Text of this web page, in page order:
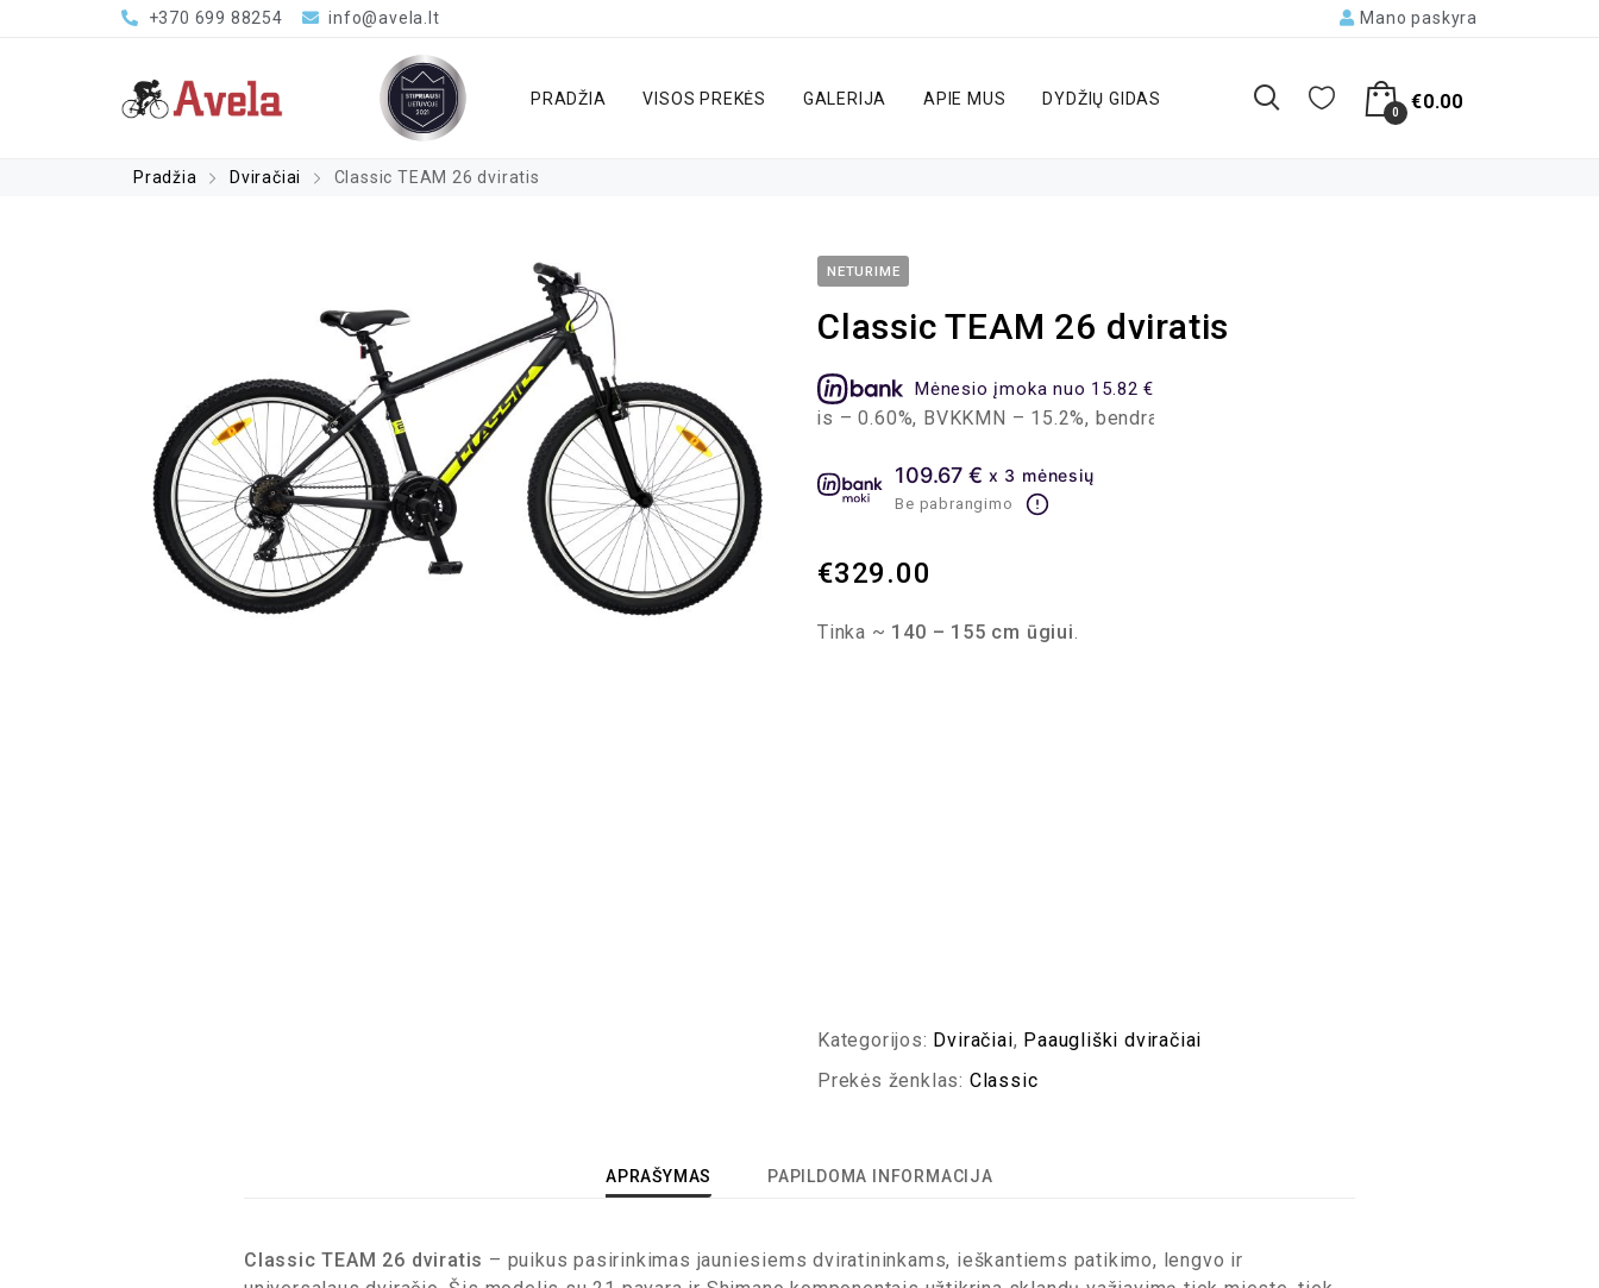
+370 699 88254 info@avela.lt Mano paskyra
PRADŽIA VISOS PREKĖS GALERIJA APIE MUS DYDŽIŲ GIDAS
0 €0.00
Pradžia Dviračiai Classic TEAM 26 dviratis
NETURIME
Classic TEAM 26 dviratis
Mėnesio įmoka nuo 15.82 €
sutarties sudarymo mokestis – 1%, sutarties administravimo mokestis – 0.60%, BVKKMN – 15.2%, bendra mokėtina suma – 379.57 EUR, mėnesio įmoka – 15.82 EUR.
109.67 € x 3 mėnesių
Be pabrangimo
€329.00
Tinka ~ 140 – 155 cm ūgiui.
Kategorijos: Dviračiai, Paaugliški dviračiai
Prekės ženklas: Classic
APRAŠYMAS PAPILDOMA INFORMACIJA
Classic TEAM 26 dviratis – puikus pasirinkimas jauniesiems dviratininkams, ieškantiems patikimo, lengvo ir